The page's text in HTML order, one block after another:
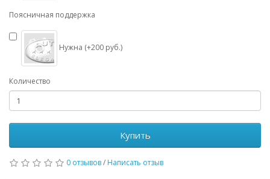
Поясничная поддержка
Нужна (+200 руб.)
Количество
Купить
0 отзывов/ Написать отзыв